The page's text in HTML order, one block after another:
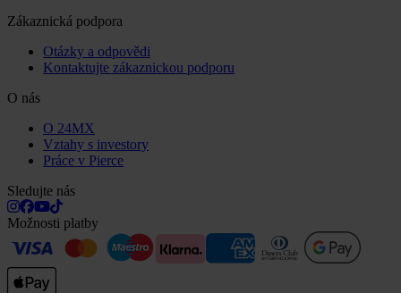
Zákaznická podpora
Otázky a odpovědi
Kontaktujte zákaznickou podporu
O nás
O 24MX
Vztahy s investory
Práce v Pierce
Sledujte nás
Možnosti platby